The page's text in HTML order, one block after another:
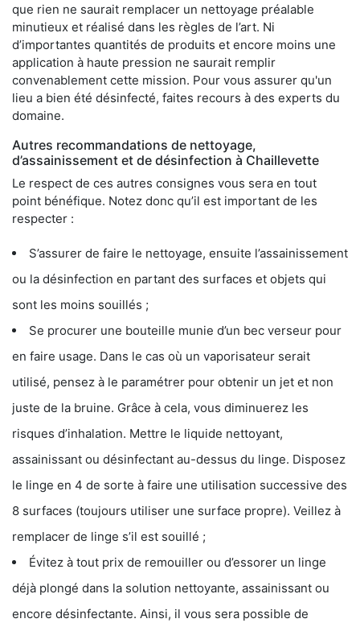
que rien ne saurait remplacer un nettoyage préalable
minutieux et réalisé dans les règles de l’art. Ni
d’importantes quantités de produits et encore moins une
application à haute pression ne saurait remplir
convenablement cette mission. Pour vous assurer qu'un
lieu a bien été désinfecté, faites recours à des experts du
domaine.
Autres recommandations de nettoyage,
d’assainissement et de désinfection à Chaillevette
Le respect de ces autres consignes vous sera en tout
point bénéfique. Notez donc qu’il est important de les
respecter :
S’assurer de faire le nettoyage, ensuite l’assainissement
ou la désinfection en partant des surfaces et objets qui
sont les moins souillés ;
Se procurer une bouteille munie d’un bec verseur pour
en faire usage. Dans le cas où un vaporisateur serait
utilisé, pensez à le paramétrer pour obtenir un jet et non
juste de la bruine. Grâce à cela, vous diminuerez les
risques d’inhalation. Mettre le liquide nettoyant,
assainissant ou désinfectant au-dessus du linge. Disposez
le linge en 4 de sorte à faire une utilisation successive des
8 surfaces (toujours utiliser une surface propre). Veillez à
remplacer de linge s’il est souillé ;
Évitez à tout prix de remouiller ou d’essorer un linge
déjà plongé dans la solution nettoyante, assainissant ou
encore désinfectante. Ainsi, il vous sera possible de